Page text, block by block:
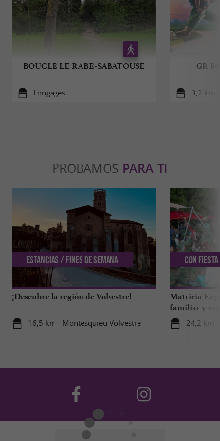
BOUCLE LE RABE-SABATOUSE
Longages
GR
3,2 km
PROBAMOS PARA TI
¡Descubre la región de Volvestre!
16,5 km - Montesquieu-Volvestre
Estancias / Fines de semana
Matricia
familiar y
bosque de
24,2 km
Con Fiesta